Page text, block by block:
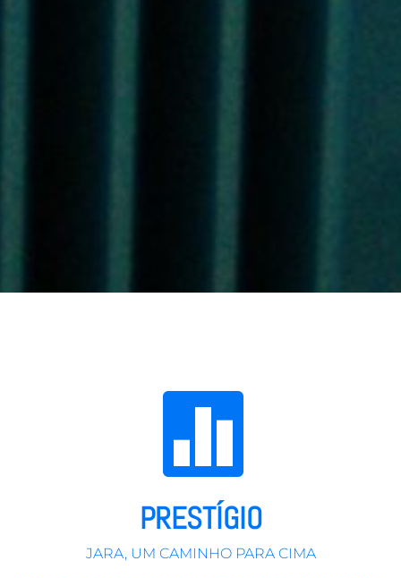

PRESTÍGIO
JARA, UM CAMINHO PARA CIMA